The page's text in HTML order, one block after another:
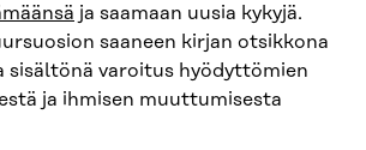
ja saamaan uusia kykyjä.
saaneen kirjan otsikkona
sisältönä varoitus hyödyttömien
ja ihmisen muuttumisesta